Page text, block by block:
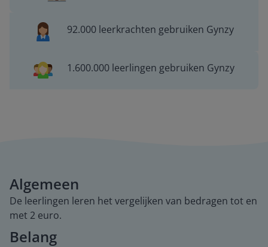
92.000 leerkrachten gebruiken Gynzy
1.600.000 leerlingen gebruiken Gynzy
Algemeen
De leerlingen leren het vergelijken van bedragen tot en
met 2 euro.
Belang